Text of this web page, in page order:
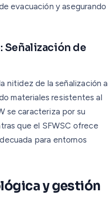
evacuación y asegurando
Señalización de
nitidez de la señalización a
materiales resistentes al
se caracteriza por su
que el SFWSC ofrece
para entornos
y gestión